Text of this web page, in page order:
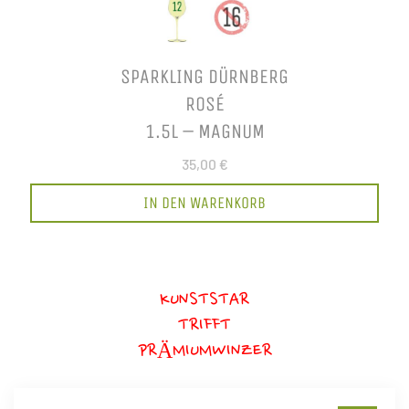
SPARKLING DÜRNBERG
ROSÉ
1.5L – MAGNUM
35,00 €
IN DEN WARENKORB
KUNSTSTAR
TRIFFT
PRÄMIUMWINZER